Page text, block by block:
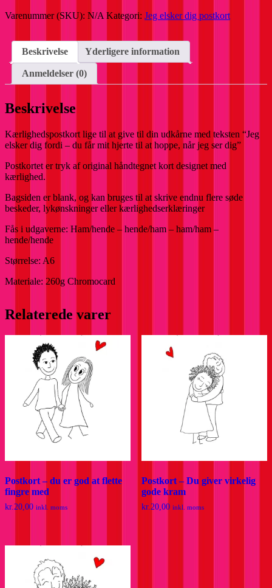
får
at
hoppe
antal
Varenummer (SKU): N/A Kategori: Jeg elsker dig postkort
Beskrivelse Yderligere information
Anmeldelser (0)
Beskrivelse
Kærlighedspostkort lige til at give til din udkårne med teksten “Jeg
elsker dig fordi – du får mit hjerte til at hoppe, når jeg ser dig”
Postkortet er tryk af original håndtegnet kort designet med
kærlighed.
Bagsiden er blank, og kan bruges til at skrive endnu flere søde
beskeder, lykønskninger eller kærlighedserklæringer
Fås i udgaverne: Ham/hende – hende/ham – ham/ham –
hende/hende
Størrelse: A6
Materiale: 260g Chromocard
Relaterede varer
Postkort – du er god at flette
fingre med
kr.20,00 inkl. moms
Postkort – Du giver virkelig
gode kram
kr.20,00 inkl. moms